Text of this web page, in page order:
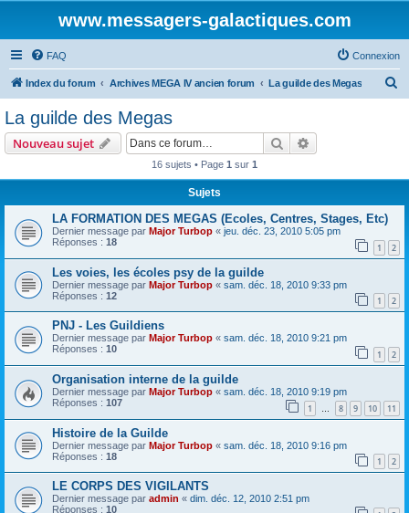
www.messagers-galactiques.com
FAQ Connexion
Index du forum Archives MEGA IV ancien forum La guilde des Megas
e
La guilde des Megas
Nouveau sujet Rechercher
16 sujets • Page 1 sur 1
Sujets
LA FORMATION DES MEGAS (Ecoles, Centres, Stages, Etc)
Dernier message par Major Turbop « jeu. déc. 23, 2010 5:05 pm
Réponses : 18 1 2
Les voies, les écoles psy de la guilde
Dernier message par Major Turbop « sam. déc. 18, 2010 9:33 pm
Réponses : 12 1 2
PNJ - Les Guildiens
Dernier message par Major Turbop « sam. déc. 18, 2010 9:21 pm
Réponses : 10 1 2
Organisation interne de la guilde
Dernier message par Major Turbop « sam. déc. 18, 2010 9:19 pm
Réponses : 107 1 … 8 9 10 11
Histoire de la Guilde
Dernier message par Major Turbop « sam. déc. 18, 2010 9:16 pm
Réponses : 18 1 2
LE CORPS DES VIGILANTS
Dernier message par admin « dim. déc. 12, 2010 2:51 pm
Réponses : 10